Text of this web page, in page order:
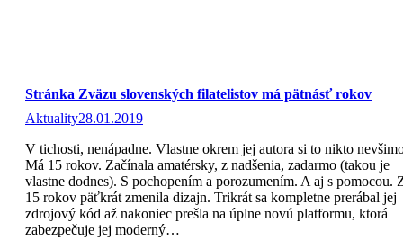
Stránka Zväzu slovenských filatelistov má pätnásť rokov
Aktuality28.01.2019
V tichosti, nenápadne. Vlastne okrem jej autora si to nikto
Má 15 rokov. Začínala amatérsky, z nadšenia, zadarmo (takou je
vlastne dodnes). S pochopením a porozumením. A aj s pomocou.
15 rokov päťkrát zmenila dizajn. Trikrát sa kompletne prerábal jej
zdrojový kód až nakoniec prešla na úplne novú platformu, ktorá
zabezpečuje jej moderný…